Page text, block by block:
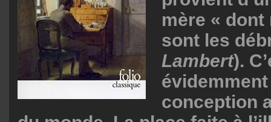
mère «
sont les
Lambert).
conception